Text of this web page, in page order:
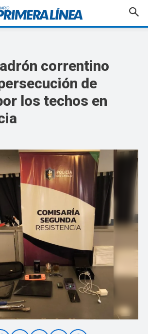
correntino
de
los techos en